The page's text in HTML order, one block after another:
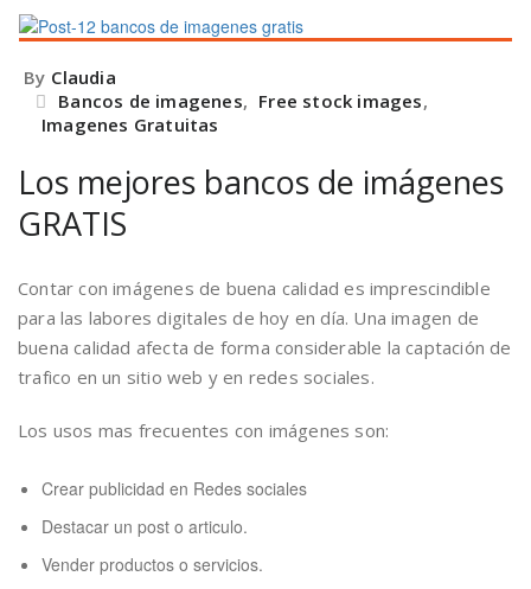
By Claudia
Bancos de imagenes, Free stock images,
Imagenes Gratuitas
Los mejores bancos de imágenes
GRATIS
Contar con imágenes de buena calidad es imprescindible
para las labores digitales de hoy en día. Una imagen de
buena calidad afecta de forma considerable la captación de
trafico en un sitio web y en redes sociales.
Los usos mas frecuentes con imágenes son:
Crear publicidad en Redes sociales
Destacar un post o articulo.
Vender productos o servicios.